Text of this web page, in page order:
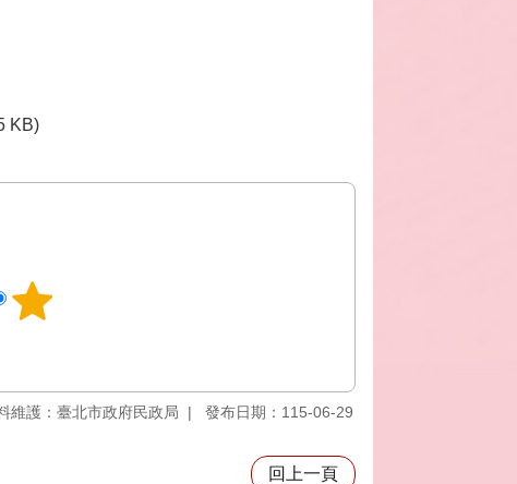
KB)
維護：臺北市政府民政局 發布日期：115-06-29
回上一頁